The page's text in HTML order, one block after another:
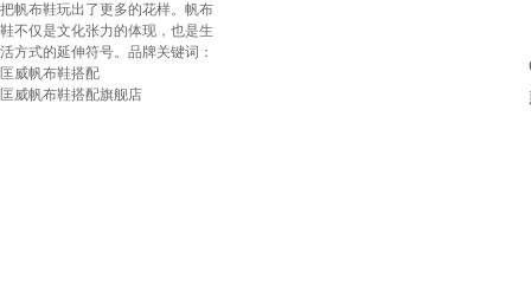
把帆布鞋玩出了更多的花样。帆布
鞋不仅是文化张力的体现，也是生
活方式的延伸符号。品牌关键词：
匡威帆布鞋搭配
匡威帆布鞋搭配旗舰店